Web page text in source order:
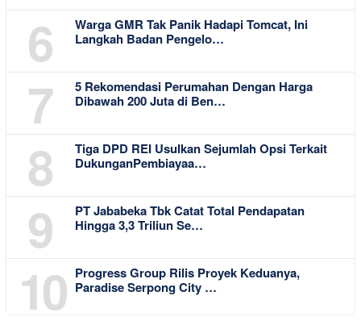
6
Warga GMR Tak Panik Hadapi Tomcat, Ini
Langkah Badan Pengelo…
7
5 Rekomendasi Perumahan Dengan Harga
Dibawah 200 Juta di Ben…
8
Tiga DPD REI Usulkan Sejumlah Opsi Terkait
DukunganPembiayaa…
9
PT Jababeka Tbk Catat Total Pendapatan
Hingga 3,3 Triliun Se…
10
Progress Group Rilis Proyek Keduanya,
Paradise Serpong City …